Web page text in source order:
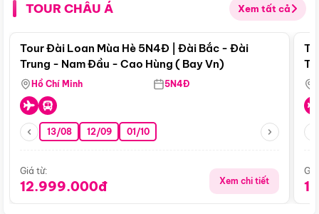
TOUR CHÂU Á Xem tất cả
Điểm nổi bật
Tour Đài Loan Mùa Hè 5N4Đ | Đài Bắc - Đài
Trung - Nam Đầu - Cao Hùng ( Bay Vn)
Hồ Chí Minh 5N4Đ
13/08 12/09 01/10
Giá từ:
12.999.000đ Xem chi tiết